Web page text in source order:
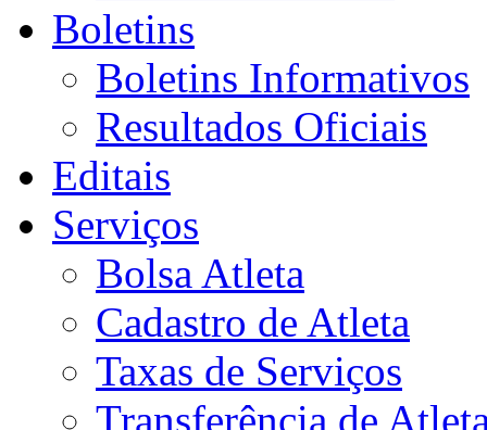
Boletins
Boletins Informativos
Resultados Oficiais
Editais
Serviços
Bolsa Atleta
Cadastro de Atleta
Taxas de Serviços
Transferência de